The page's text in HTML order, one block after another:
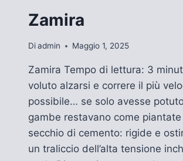
Zamira
Diadmin Maggio 1, 2025
Zamira Tempo di lettura: 3
voluto alzarsi e correre il più
possibile… se solo avesse
gambe restavano come piantate
secchio di cemento: rigide e
un traliccio dell’alta tensione